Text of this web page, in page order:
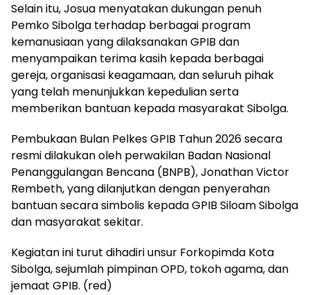
Selain itu, Josua menyatakan dukungan penuh
Pemko Sibolga terhadap berbagai program
kemanusiaan yang dilaksanakan GPIB dan
menyampaikan terima kasih kepada berbagai
gereja, organisasi keagamaan, dan seluruh pihak
yang telah menunjukkan kepedulian serta
memberikan bantuan kepada masyarakat Sibolga.
Pembukaan Bulan Pelkes GPIB Tahun 2026 secara
resmi dilakukan oleh perwakilan Badan Nasional
Penanggulangan Bencana (BNPB), Jonathan Victor
Rembeth, yang dilanjutkan dengan penyerahan
bantuan secara simbolis kepada GPIB Siloam Sibolga
dan masyarakat sekitar.
Kegiatan ini turut dihadiri unsur Forkopimda Kota
Sibolga, sejumlah pimpinan OPD, tokoh agama, dan
jemaat GPIB. (red)